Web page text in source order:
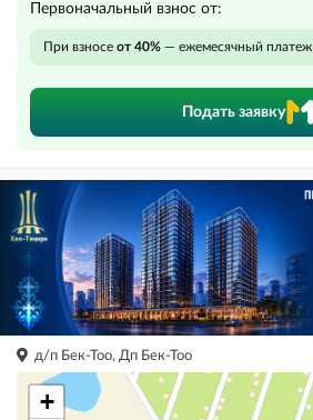
Первоначальный взнос от:
При взносе от 40% — ежемесячный платеж
Подать заявку
д/п Бек-Тоо, Дп Бек-Тоо
+